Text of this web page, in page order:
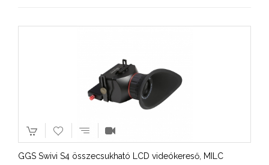
GGS Swivi S4 összecsukható LCD videókereső, MILC